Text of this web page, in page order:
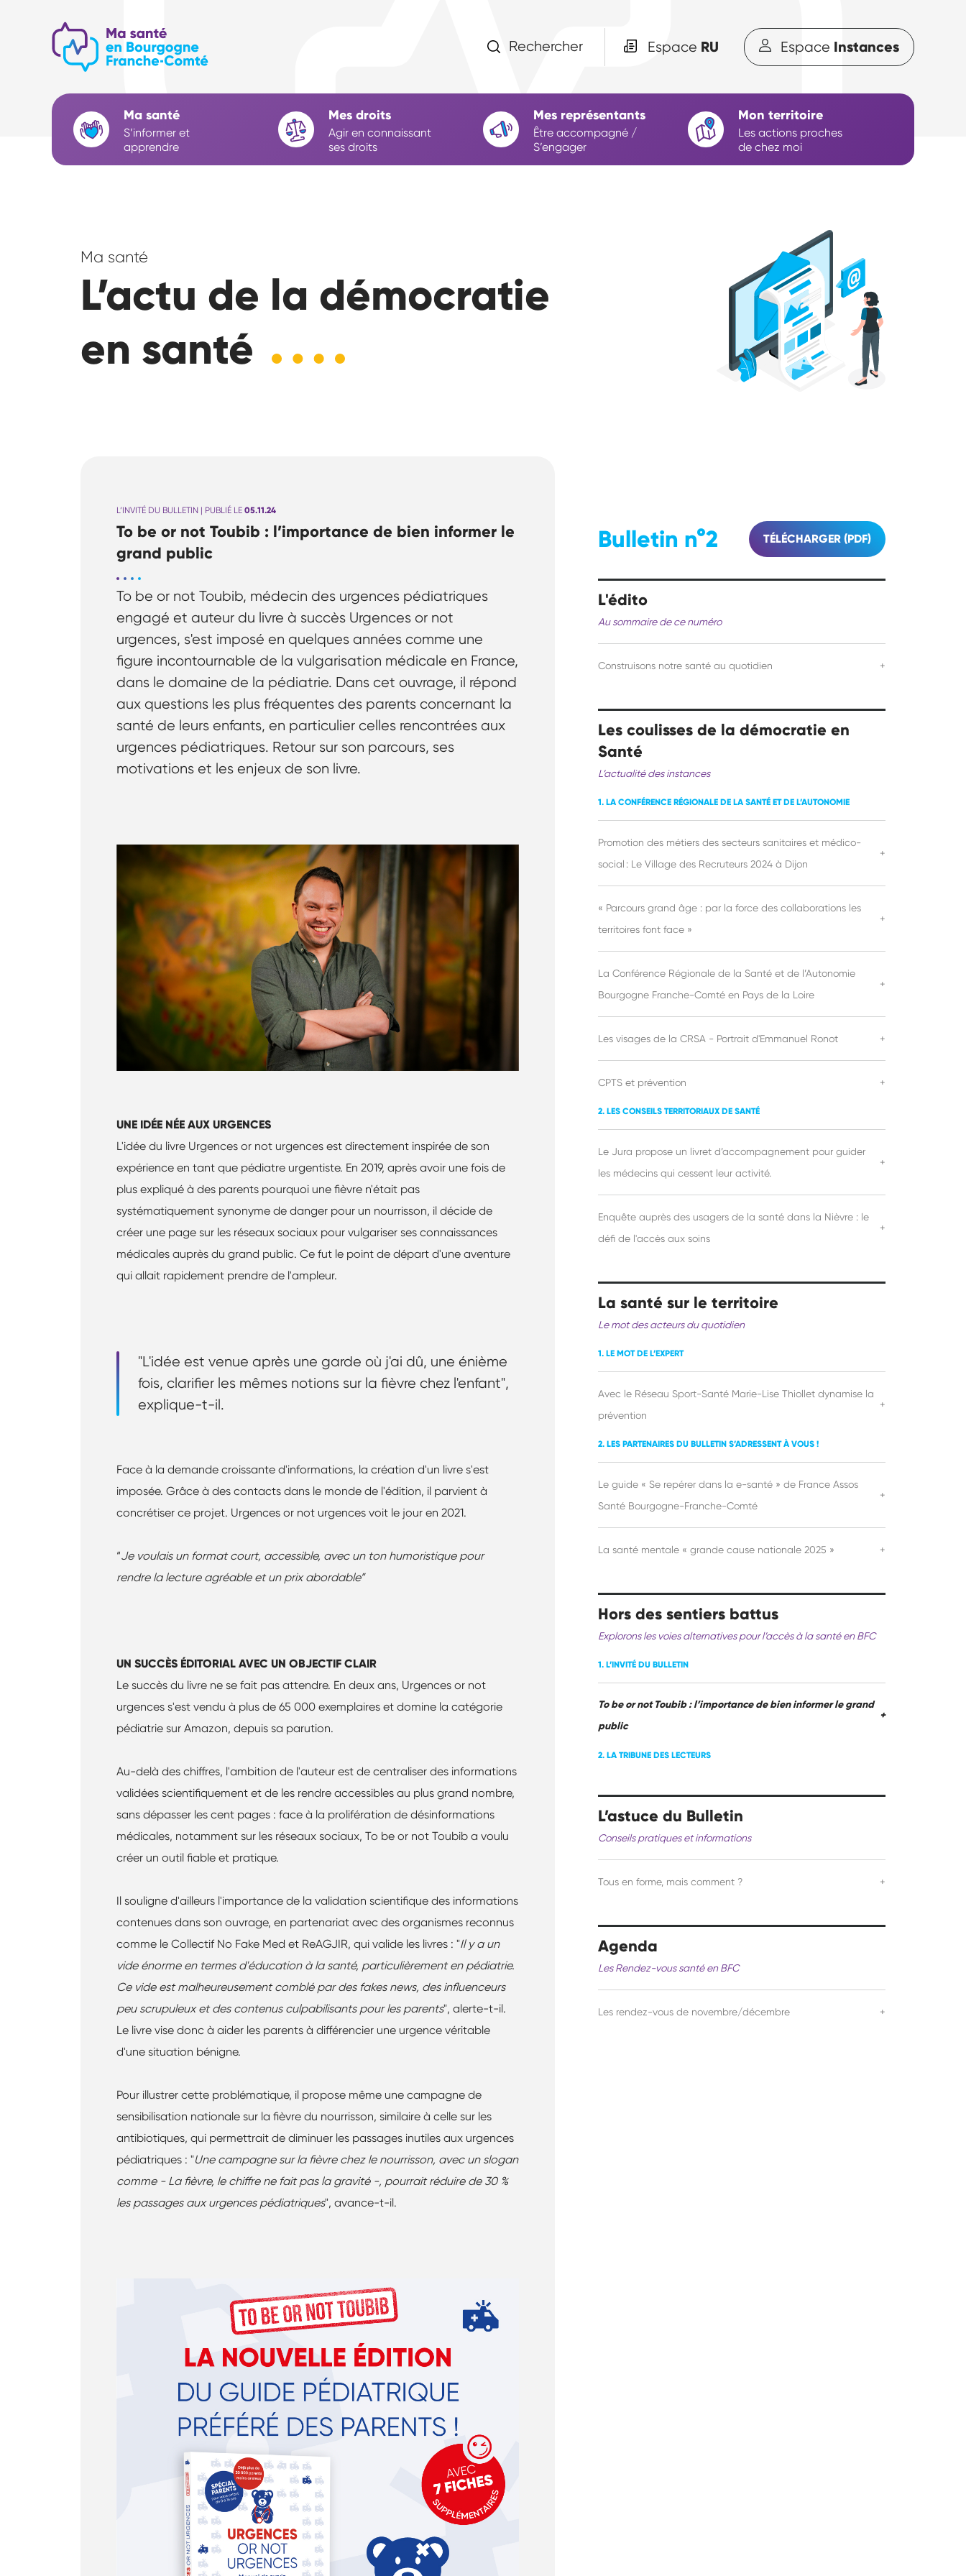
contenu
Rechercher Espace RU Espace Instances
Navigation
principale
Ma santé
S’informer et
apprendre
Mes droits
Agir en connaissant
ses droits
Mes représentants
Être accompagné /
S’engager
Mon territoire
Les actions proches
de chez moi
Ma santé
L’actu de la démocratie
en santé
L’INVITÉ DU BULLETIN | PUBLIÉ LE 05.11.24
To be or not Toubib : l’importance de bien informer le
grand public
To be or not Toubib, médecin des urgences pédiatriques
engagé et auteur du livre à succès Urgences or not
urgences, s'est imposé en quelques années comme une
figure incontournable de la vulgarisation médicale en France,
dans le domaine de la pédiatrie. Dans cet ouvrage, il répond
aux questions les plus fréquentes des parents concernant la
santé de leurs enfants, en particulier celles rencontrées aux
urgences pédiatriques. Retour sur son parcours, ses
motivations et les enjeux de son livre.
UNE IDÉE NÉE AUX URGENCES
L'idée du livre Urgences or not urgences est directement inspirée de son
expérience en tant que pédiatre urgentiste. En 2019, après avoir une fois de
plus expliqué à des parents pourquoi une fièvre n'était pas
systématiquement synonyme de danger pour un nourrisson, il décide de
créer une page sur les réseaux sociaux pour vulgariser ses connaissances
médicales auprès du grand public. Ce fut le point de départ d'une aventure
qui allait rapidement prendre de l'ampleur.
"L'idée est venue après une garde où j'ai dû, une énième
fois, clarifier les mêmes notions sur la fièvre chez l'enfant",
explique-t-il.
Face à la demande croissante d'informations, la création d'un livre s'est
imposée. Grâce à des contacts dans le monde de l'édition, il parvient à
concrétiser ce projet. Urgences or not urgences voit le jour en 2021.
“Je voulais un format court, accessible, avec un ton humoristique pour
rendre la lecture agréable et un prix abordable”
UN SUCCÈS ÉDITORIAL AVEC UN OBJECTIF CLAIR
Le succès du livre ne se fait pas attendre. En deux ans, Urgences or not
urgences s'est vendu à plus de 65 000 exemplaires et domine la catégorie
pédiatrie sur Amazon, depuis sa parution.
Au-delà des chiffres, l'ambition de l'auteur est de centraliser des informations
validées scientifiquement et de les rendre accessibles au plus grand nombre,
sans dépasser les cent pages : face à la prolifération de désinformations
médicales, notamment sur les réseaux sociaux, To be or not Toubib a voulu
créer un outil fiable et pratique.
Il souligne d'ailleurs l'importance de la validation scientifique des informations
contenues dans son ouvrage, en partenariat avec des organismes reconnus
comme le Collectif No Fake Med et ReAGJIR, qui valide les livres : "Il y a un
vide énorme en termes d'éducation à la santé, particulièrement en pédiatrie.
Ce vide est malheureusement comblé par des fakes news, des influenceurs
peu scrupuleux et des contenus culpabilisants pour les parents", alerte-t-il.
Le livre vise donc à aider les parents à différencier une urgence véritable
d'une situation bénigne.
Pour illustrer cette problématique, il propose même une campagne de
sensibilisation nationale sur la fièvre du nourrisson, similaire à celle sur les
antibiotiques, qui permettrait de diminuer les passages inutiles aux urgences
pédiatriques : "Une campagne sur la fièvre chez le nourrisson, avec un slogan
comme - La fièvre, le chiffre ne fait pas la gravité -, pourrait réduire de 30 %
les passages aux urgences pédiatriques", avance-t-il.
Bulletin n°2 TÉLÉCHARGER (PDF)
L'édito
Au sommaire de ce numéro
Construisons notre santé au quotidien +
Les coulisses de la démocratie en
Santé
L’actualité des instances
1. LA CONFÉRENCE RÉGIONALE DE LA SANTÉ ET DE L’AUTONOMIE
Promotion des métiers des secteurs sanitaires et médico-
social : Le Village des Recruteurs 2024 à Dijon
+
« Parcours grand âge : par la force des collaborations les
territoires font face »
+
La Conférence Régionale de la Santé et de l’Autonomie
Bourgogne Franche-Comté en Pays de la Loire
+
Les visages de la CRSA - Portrait d'Emmanuel Ronot +
CPTS et prévention +
2. LES CONSEILS TERRITORIAUX DE SANTÉ
Le Jura propose un livret d’accompagnement pour guider
les médecins qui cessent leur activité.
+
Enquête auprès des usagers de la santé dans la Nièvre : le
défi de l'accès aux soins
+
La santé sur le territoire
Le mot des acteurs du quotidien
1. LE MOT DE L’EXPERT
Avec le Réseau Sport-Santé Marie-Lise Thiollet dynamise la
prévention
+
2. LES PARTENAIRES DU BULLETIN S’ADRESSENT À VOUS !
Le guide « Se repérer dans la e-santé » de France Assos
Santé Bourgogne-Franche-Comté
+
La santé mentale « grande cause nationale 2025 » +
Hors des sentiers battus
Explorons les voies alternatives pour l’accès à la santé en BFC
1. L’INVITÉ DU BULLETIN
To be or not Toubib : l’importance de bien informer le grand
public
+
2. LA TRIBUNE DES LECTEURS
L’astuce du Bulletin
Conseils pratiques et informations
Tous en forme, mais comment ? +
Agenda
Les Rendez-vous santé en BFC
Les rendez-vous de novembre/décembre +